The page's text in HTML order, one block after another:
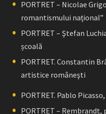
PORTRET – Nicolae
romantismului naţional”
PORTRET – Ştefan
școală
PORTRET. Constantin
artistice româneşti
PORTRET. Pablo
PORTRET –